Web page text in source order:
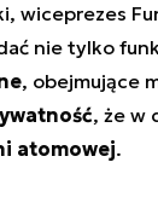
wiceprezes
nie tylko
, obejmujące
, że w
atomowej.